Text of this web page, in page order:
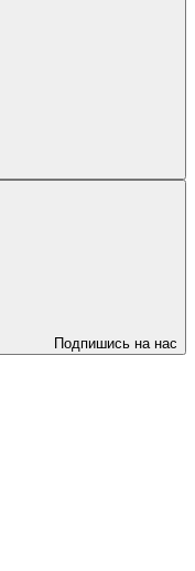
Подпишись на нас